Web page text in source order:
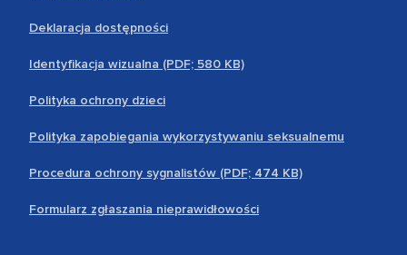
Deklaracja dostępności
Identyfikacja wizualna (PDF; 580 KB)
Polityka ochrony dzieci
Polityka zapobiegania wykorzystywaniu seksualnemu
Procedura ochrony sygnalistów (PDF; 474 KB)
Formularz zgłaszania nieprawidłowości